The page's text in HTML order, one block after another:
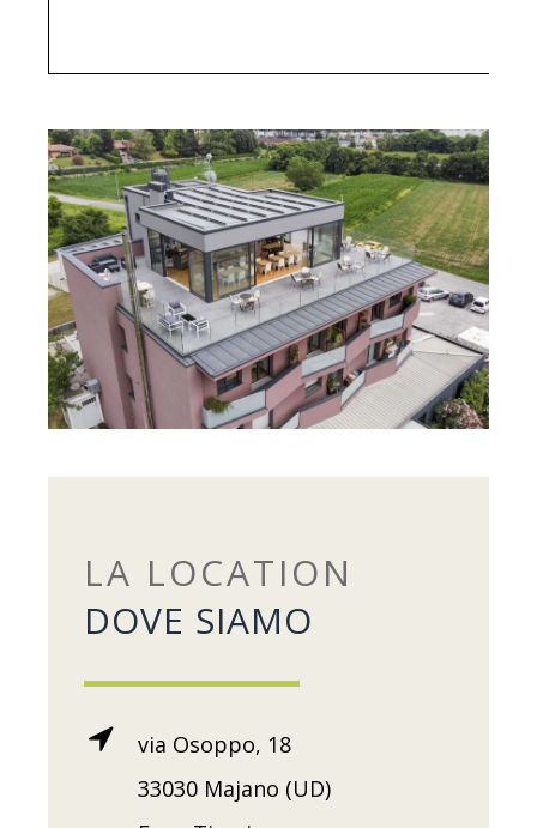
LA LOCATION
DOVE SIAMO
via Osoppo, 18
33030 Majano (UD)